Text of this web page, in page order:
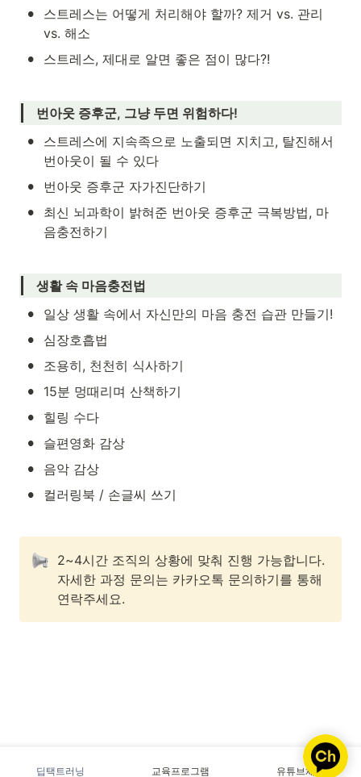
•
스트레스는 어떻게 처리해야 할까? 제거 vs. 관리
vs. 해소
• 스트레스, 제대로 알면 좋은 점이 많다?!
번아웃 증후군, 그냥 두면 위험하다!
•
스트레스에 지속족으로 노출되면 지치고, 탈진해서
번아웃이 될 수 있다
• 번아웃 증후군 자가진단하기
•
최신 뇌과학이 밝혀준 번아웃 증후군 극복방법, 마
음충전하기
생활 속 마음충전법
• 일상 생활 속에서 자신만의 마음 충전 습관 만들기!
• 심장호흡법
• 조용히, 천천히 식사하기
• 15분 멍때리며 산책하기
• 힐링 수다
• 슬편영화 감상
• 음악 감상
• 컬러링북 / 손글씨 쓰기
2~4시간 조직의 상황에 맞춰 진행 가능합니다.
자세한 과정 문의는 카카오톡 문의하기를 통해
연락주세요.
딥택트러닝 교육프로그램 유튜브채널